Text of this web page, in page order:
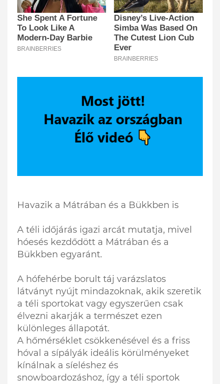
Havazik a Mátrában és a Bükkben is
A téli időjárás igazi arcát mutatja, mivel
hóesés kezdődött a Mátrában és a
Bükkben egyaránt.
A hófehérbe borult táj varázslatos
látványt nyújt mindazoknak, akik szeretik
a téli sportokat vagy egyszerűen csak
élvezni akarják a természet ezen
különleges állapotát.
A hőmérséklet csökkenésével és a friss
hóval a sípályák ideális körülményeket
kínálnak a síeléshez és
snowboardozáshoz, így a téli sportok